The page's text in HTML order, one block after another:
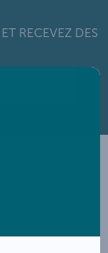
RECEVEZ DES